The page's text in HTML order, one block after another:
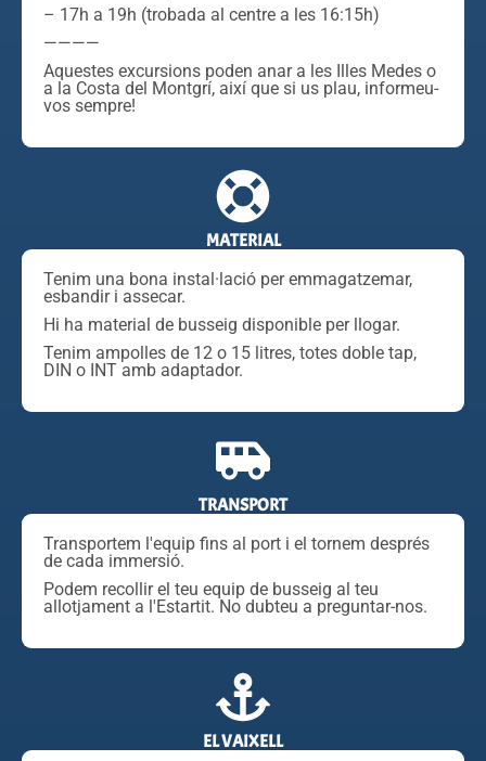
– 17h a 19h (trobada al centre a les 16:15h)
————
Aquestes excursions poden anar a les Illes Medes o
a la Costa del Montgrí, així que si us plau, informeu-
vos sempre!
MATERIAL
Tenim una bona instal·lació per emmagatzemar,
esbandir i assecar.
Hi ha material de busseig disponible per llogar.
Tenim ampolles de 12 o 15 litres, totes doble tap,
DIN o INT amb adaptador.
TRANSPORT
Transportem l'equip fins al port i el tornem després
de cada immersió.
Podem recollir el teu equip de busseig al teu
allotjament a l'Estartit. No dubteu a preguntar-nos.
EL VAIXELL